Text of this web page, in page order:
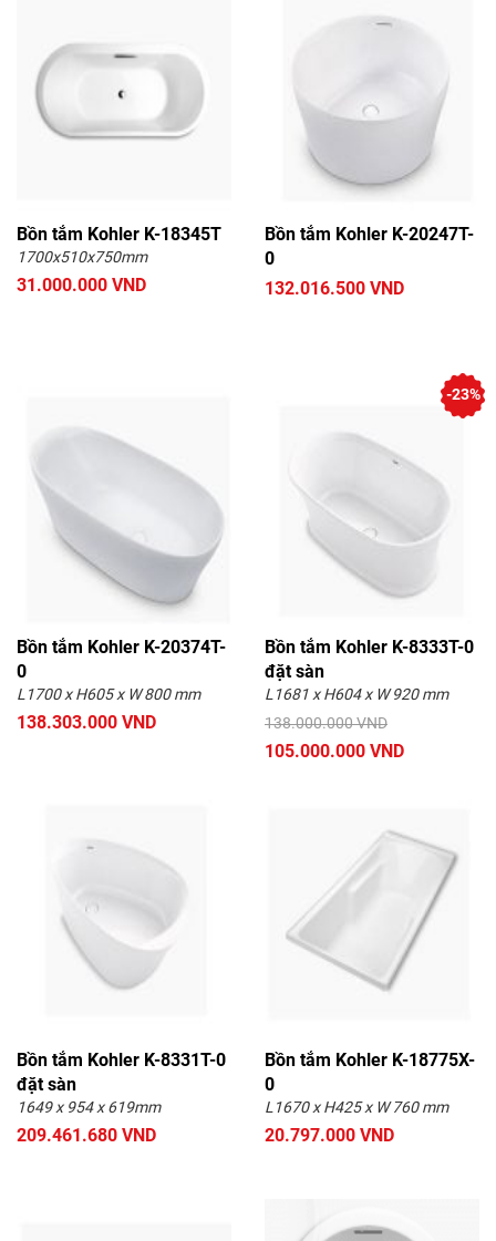
Bồn tắm Kohler K-18345T
1700x510x750mm
31.000.000 VND
Bồn tắm Kohler K-20247T-
0
132.016.500 VND
Bồn tắm Kohler K-20374T-
0
L1700 x H605 x W 800 mm
138.303.000 VND
Bồn tắm Kohler K-8333T-0
đặt sàn
L1681 x H604 x W 920 mm
138.000.000 VND
105.000.000 VND
-23%
Bồn tắm Kohler K-8331T-0
đặt sàn
1649 x 954 x 619mm
209.461.680 VND
Bồn tắm Kohler K-18775X-
0
L1670 x H425 x W 760 mm
20.797.000 VND